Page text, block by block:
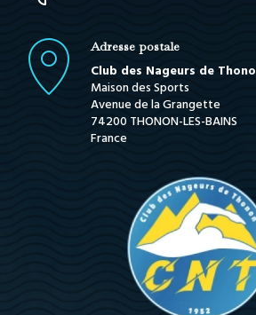
Adresse postale
Club des Nageurs de
Maison des Sports
Avenue de la Grangette
74200 THONON-LES-BAINS
France